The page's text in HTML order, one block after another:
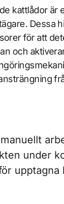
kattlådor är
Dessa
för att
och
under
upptagna